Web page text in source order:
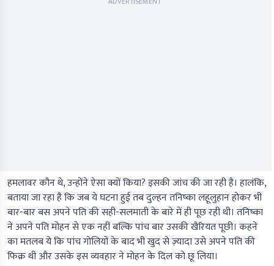
हमलावर कौन थे, उन्होंने ऐसा क्यों किया? इसकी जांच की जा रही है। हालंकि,
बताया जा रहा है कि जब ये घटना हुई तब दुल्हन तनिष्का लहूलुहान होकर भी
बार-बार बस अपने पति की सही-सलमाती के बारे में ही पूछ रही थी। तनिष्का
ने अपने पति मोहन से एक नहीं बल्कि पांच बार उसकी खैरियत पूछी। कहने
का मतलब ये कि पांच गोलियों के बाद भी खुद से ज़्यादा उसे अपने पति की
फिक्र थी और उसके इस व्यवहार ने मोहन के दिल को छू लिया।